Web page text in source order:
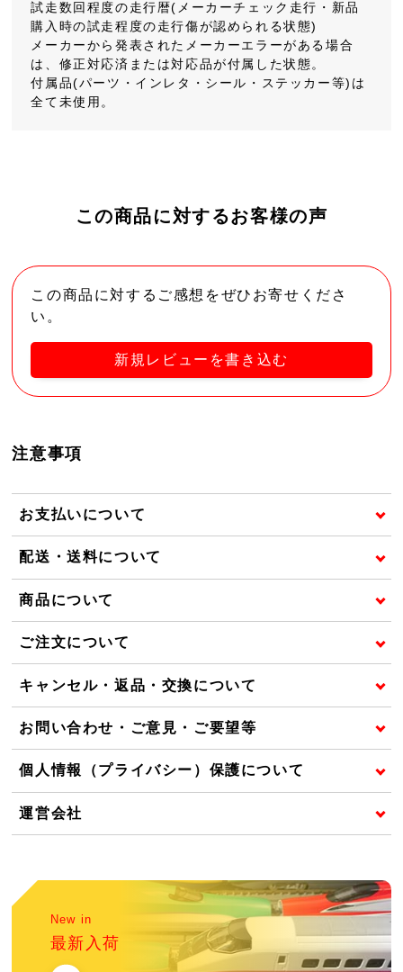
試走数回程度の走行暦(メーカーチェック走行・新品
購入時の試走程度の走行傷が認められる状態)
メーカーから発表されたメーカーエラーがある場合
は、修正対応済または対応品が付属した状態。
付属品(パーツ・インレタ・シール・ステッカー等)は
全て未使用。
この商品に対するお客様の声
この商品に対するご感想をぜひお寄せくださ
い。
新規レビューを書き込む
注意事項
お支払いについて
配送・送料について
商品について
ご注文について
キャンセル・返品・交換について
お問い合わせ・ご意見・ご要望等
個人情報（プライバシー）保護について
運営会社
New in
最新入荷